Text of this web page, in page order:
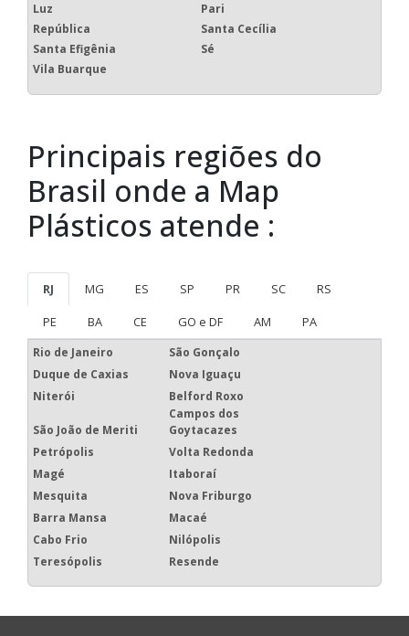
Luz
Pari
República
Santa Cecília
Santa Efigênia
Sé
Vila Buarque
Principais regiões do
Brasil onde a Map
Plásticos atende :
RJ MG ES SP PR SC
RS
PE
BA CE GO e DF AM PA
Rio de Janeiro
São Gonçalo
Duque de Caxias
Nova Iguaçu
Niterói
Belford Roxo
São João de Meriti
Campos dos
Goytacazes
Petrópolis
Volta Redonda
Magé
Itaboraí
Mesquita
Nova Friburgo
Barra Mansa
Macaé
Cabo Frio
Nilópolis
Teresópolis
Resende